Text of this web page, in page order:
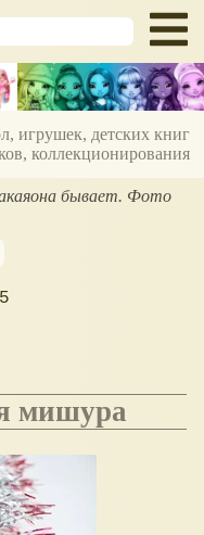
игрушек, детских книг
коллекционирования
бывает. Фото
мишура